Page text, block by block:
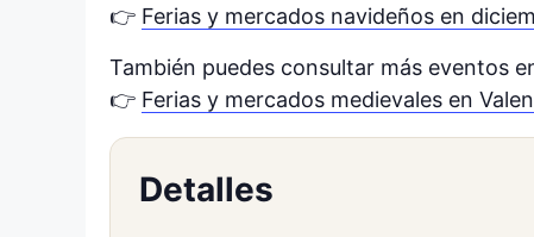
👉 Ferias y mercados navideños en
También puedes consultar más eventos
👉 Ferias y mercados medievales en
Detalles